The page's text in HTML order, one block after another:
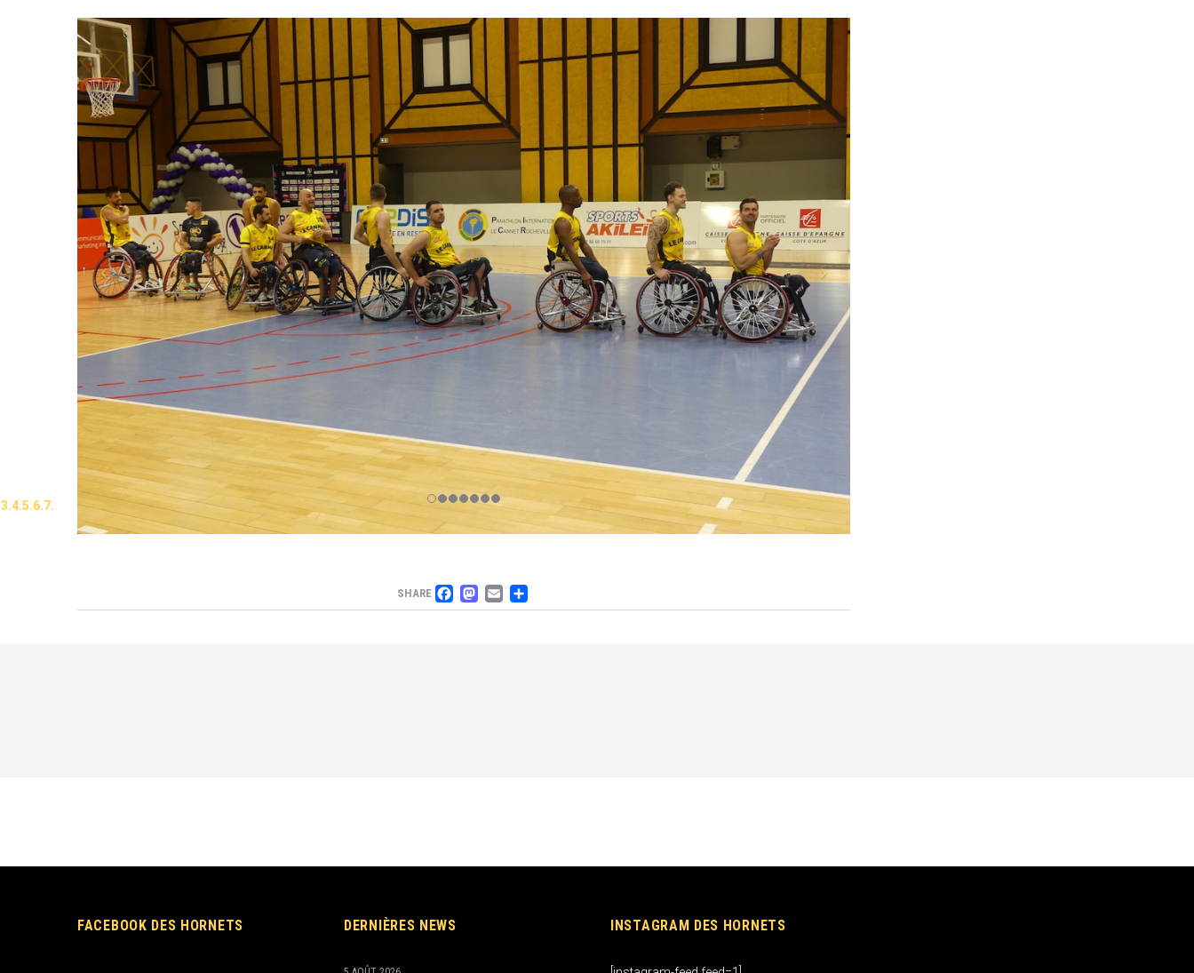
SHARE FACEBOOK
MASTODON
EMAIL
PARTAGER
FACEBOOK DES HORNETS DERNIÈRES NEWS INSTAGRAM DES HORNETS